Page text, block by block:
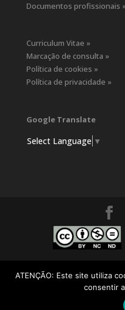
Documentos profissionais
Curriculum Vitae »
Marcação de consulta »
Política de cookies »
Política de privacidade »
Google Translate
Select Language ▼
ATENÇÃO: Este site utiliza
consentir